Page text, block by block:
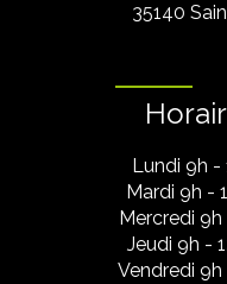
35140
Lundi 9h -
Mardi 9h -
Mercredi
Jeudi 9h -
Vendredi